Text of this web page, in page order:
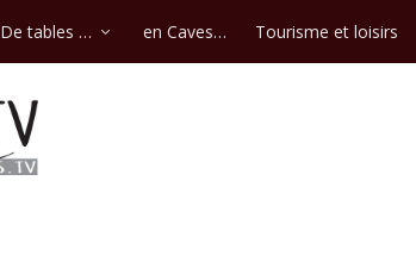
De tables … en Caves… Tourisme et loisirs